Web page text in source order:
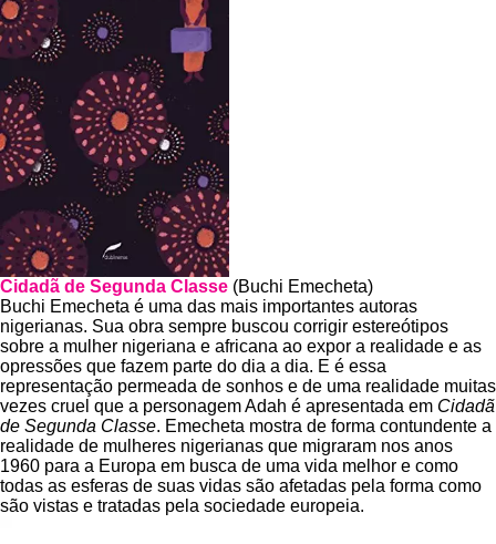
Cidadã de Segunda Classe (Buchi Emecheta)
Buchi Emecheta é uma das mais importantes autoras
nigerianas. Sua obra sempre buscou corrigir estereótipos
sobre a mulher nigeriana e africana ao expor a realidade e as
opressões que fazem parte do dia a dia. E é essa
representação permeada de sonhos e de uma realidade muitas
vezes cruel que a personagem Adah é apresentada em Cidadã
de Segunda Classe. Emecheta mostra de forma contundente a
realidade de mulheres nigerianas que migraram nos anos
1960 para a Europa em busca de uma vida melhor e como
todas as esferas de suas vidas são afetadas pela forma como
são vistas e tratadas pela sociedade europeia.